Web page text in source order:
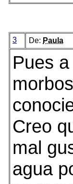
3 De: Paula
Pues
Creo
mal
agua